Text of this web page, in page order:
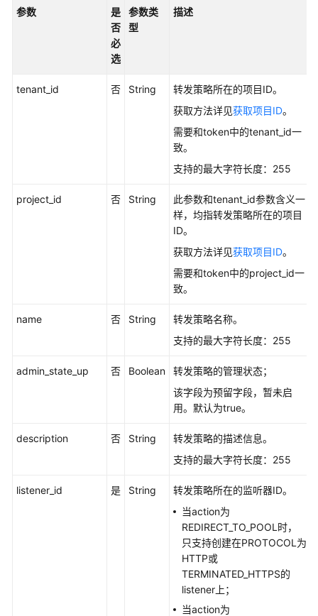
择
用
API（OpenStack
应
权
授
参数
是
否
必
选
参数类
型
描述
tenant_id 否 String
转发策略所在的项目ID。
获取方法详见获取项目ID。
需要和token中的tenant_id一
致。
支持的最大字符长度：255
project_id 否 String
此参数和tenant_id参数含义一
样，均指转发策略所在的项目
ID。
获取方法详见获取项目ID。
需要和token中的project_id一
致。
name 否 String
转发策略名称。
支持的最大字符长度：255
admin_state_up 否 Boolean
转发策略的管理状态；
该字段为预留字段，暂未启
用。默认为true。
description 否 String
转发策略的描述信息。
支持的最大字符长度：255
listener_id 是 String
转发策略所在的监听器ID。
当action为
REDIRECT_TO_POOL时，
只支持创建在PROTOCOL为
HTTP或
TERMINATED_HTTPS的
listener上；
当action为